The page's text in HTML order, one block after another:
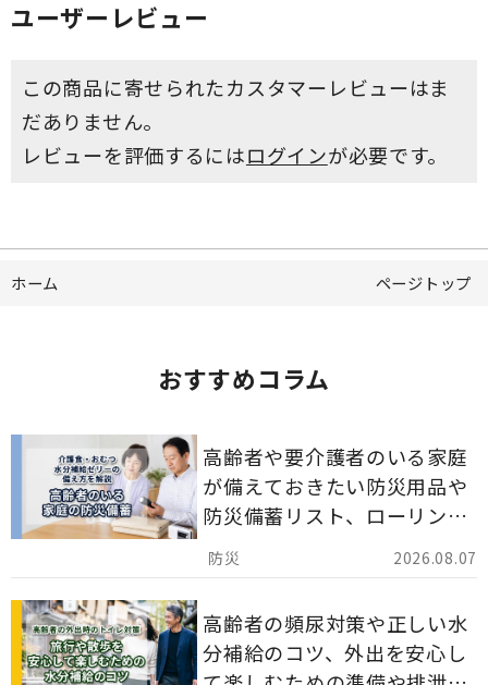
ユーザーレビュー
この商品に寄せられたカスタマーレビューはま
だありません。
レビューを評価するにはログインが必要です。
ホーム ページトップ
おすすめコラム
2026.08.07
高齢者や要介護者のいる家庭
が備えておきたい防災用品や
防災備蓄リスト、ローリング
ストックのポイントについて
解説します。
高齢者の頻尿対策や正しい水
分補給のコツ、外出を安心し